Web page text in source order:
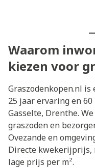
Waarom
kiezen voor
Graszodenkopen.nl
25 jaar ervaring en
Gasselte, Drenthe.
graszoden en
Ovezande en
Directe kwekerijprijs,
lage prijs per m².